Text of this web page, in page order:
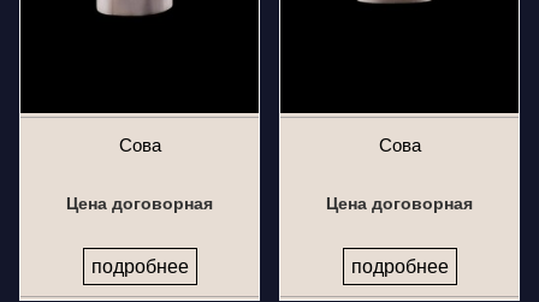
Сова
Цена договорная
подробнее
Сова
Цена договорная
подробнее